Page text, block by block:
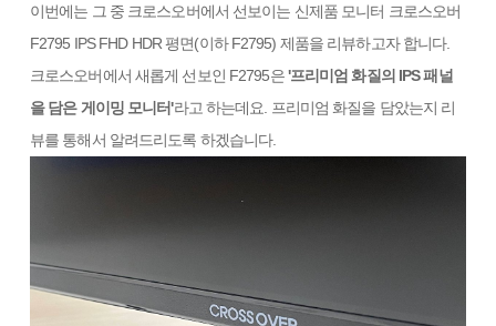
이번에는 그 중 크로스오버에서 선보이는 신제품 모니터 크로스오버
F2795 IPS FHD HDR 평면(이하 F2795) 제품을 리뷰하고자 합니다.
크로스오버에서 새롭게 선보인 F2795은'프리미엄 화질의 IPS 패널
을 담은 게이밍 모니터'라고 하는데요. 프리미엄 화질을 담았는지 리
뷰를 통해서 알려드리도록 하겠습니다.